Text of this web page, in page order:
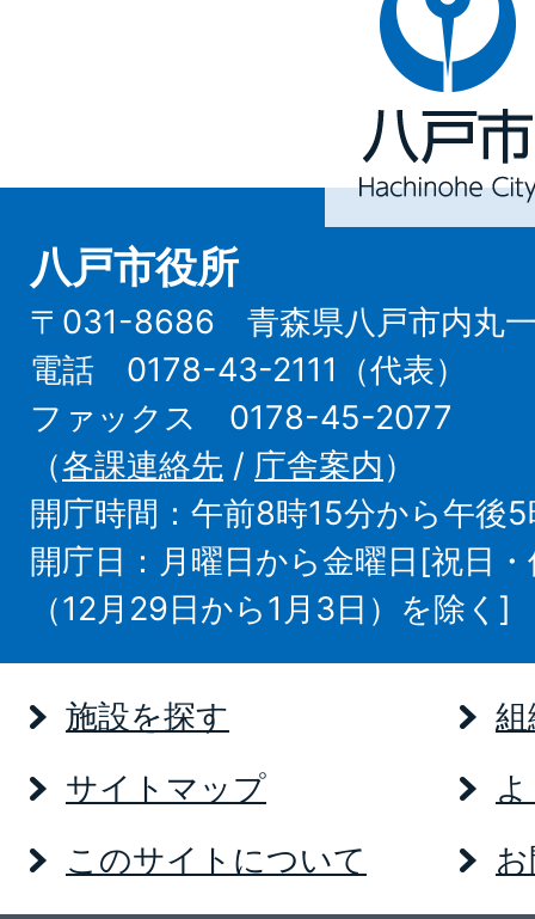
戸
市
Hachinohe
City
八戸市役所
〒031-8686 青森県八戸市内丸一
電話 0178-43-2111（代表）
ファックス 0178-45-2077
（各課連絡先 / 庁舎案内）
開庁時間：午前8時15分から午後5
開庁日：月曜日から金曜日[祝日
（12月29日から1月3日）を除く]
施設を探す
サイトマップ
このサイトについて